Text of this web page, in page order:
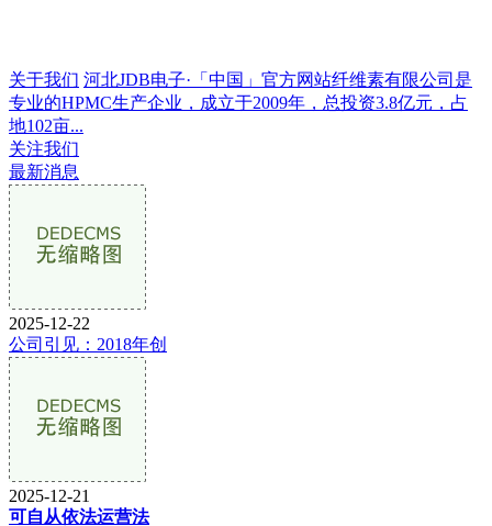
关于我们 河北JDB电子·「中国」官方网站纤维素有限公司是
专业的HPMC生产企业，成立于2009年，总投资3.8亿元，占
地102亩...
关注我们
最新消息
2025-12-22
公司引见：2018年创
2025-12-21
可自从依法运营法